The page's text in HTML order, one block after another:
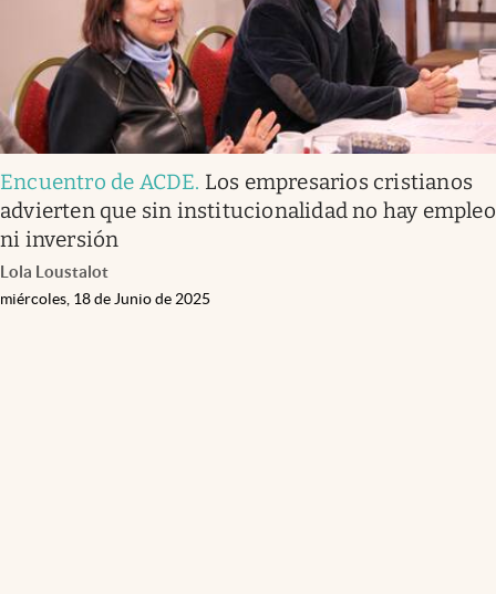
Encuentro de ACDE. Los empresarios cristianos
advierten que sin institucionalidad no hay empleo
ni inversión
Lola Loustalot
miércoles, 18 de Junio de 2025